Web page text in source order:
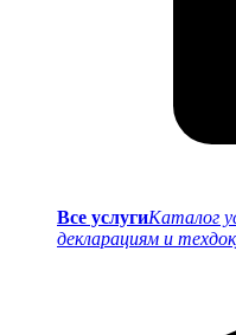
Все услугиКаталог
декларациям и